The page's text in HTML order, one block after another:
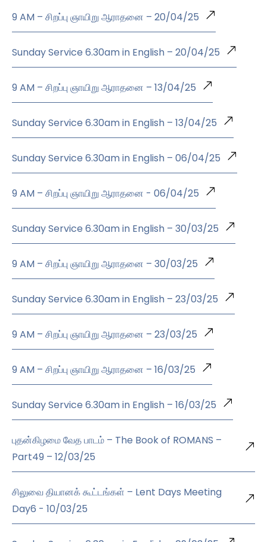
9 AM – சிறப்பு ஞாயிறு ஆராதனை – 20/04/25
Sunday Service 6.30am in English – 20/04/25
9 AM – சிறப்பு ஞாயிறு ஆராதனை – 13/04/25
Sunday Service 6.30am in English – 13/04/25
Sunday Service 6.30am in English – 06/04/25
9 AM – சிறப்பு ஞாயிறு ஆராதனை - 06/04/25
Sunday Service 6.30am in English – 30/03/25
9 AM – சிறப்பு ஞாயிறு ஆராதனை – 30/03/25
Sunday Service 6.30am in English – 23/03/25
9 AM – சிறப்பு ஞாயிறு ஆராதனை – 23/03/25
9 AM – சிறப்பு ஞாயிறு ஆராதனை – 16/03/25
Sunday Service 6.30am in English – 16/03/25
புதன்கிழமை வேத பாடம் – The Book of ROMANS –
Part49 – 12/03/25
சிலுவை தியானக் கூட்டங்கள் – Lent Days Meeting
Day6 - 10/03/25